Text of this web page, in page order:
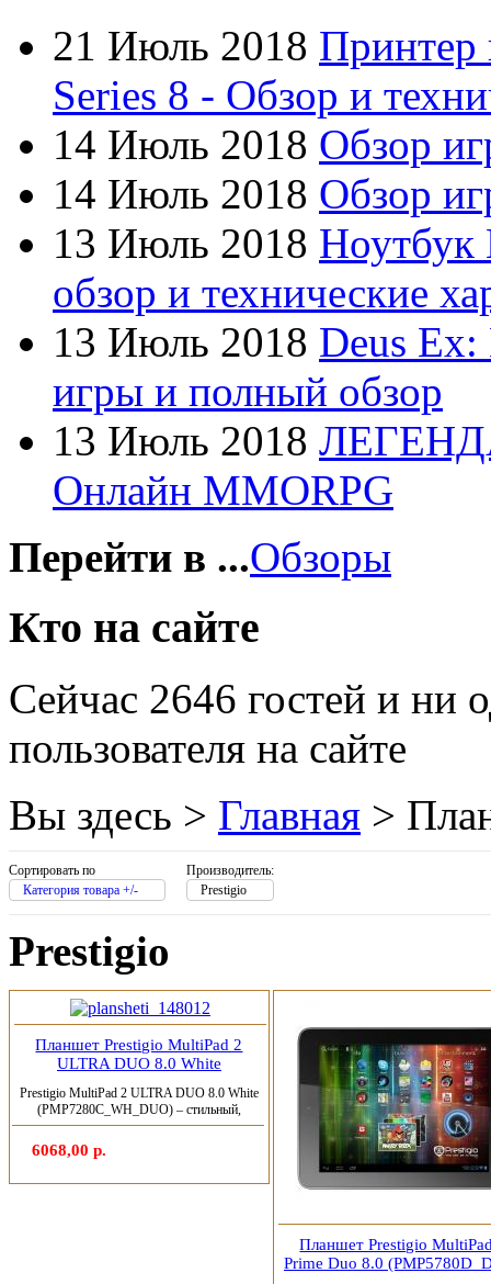
Dell
Dex(3)
Everest
Firtech
Flyper
Foxconn
Fujitsu
G-cube
Gelezka
Gembird
Gemix
Gigabyte
Globex(4)
Goclever(8)
Golden field
Grand
Gresso
Hacker
Hp
Hq-tech
Htc(1)
Htpc
Huawei(3)
21 Июль 2018 Принтер
Series 8 - Обзор и
14 Июль 2018 Обзор
14 Июль 2018 Обзор
13 Июль 2018 Ноутбук
обзор и технические
13 Июль 2018 Deus
игры и полный обзор
13 Июль 2018
Онлайн MMORPG
Перейти в ...Обзоры
Кто на сайте
Сейчас 2646 гостей и ни
пользователя на сайте
Вы здесь > Главная >
Сортировать по
Категория товара +/-
Производитель:
Prestigio
Prestigio
Планшет Prestigio MultiPad 2
ULTRA DUO 8.0 White
148012).
Prestigio MultiPad 2 ULTRA DUO 8.0 White
(PMP7280C_WH_DUO) – стильный,
недорогой и довольно...
6068,00 р.
Планшет Prestigio
Prime Duo 8.0